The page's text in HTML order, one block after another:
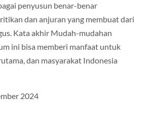
penyusun benar-benar
dan anjuran yang membuat dari
Kata akhir Mudah-mudahan
ini bisa memberi manfaat untuk
dan masyarakat Indonesia
2024